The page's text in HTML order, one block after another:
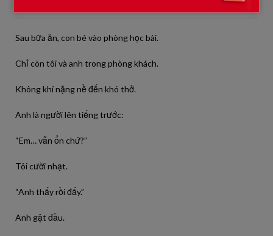
Sau bữa ăn, con bé vào phòng học bài.
Chỉ còn tôi và anh trong phòng khách.
Không khí nặng nề đến khó thở.
Anh là người lên tiếng trước:
“Em… vẫn ổn chứ?”
Tôi cười nhạt.
“Anh thấy rồi đấy.”
Anh gật đầu.